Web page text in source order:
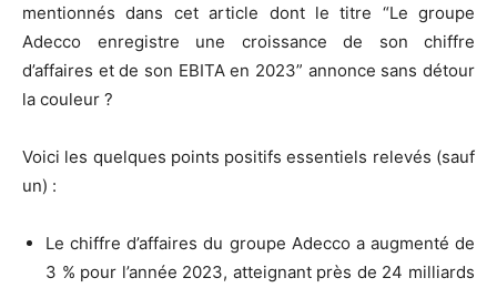
mentionnés dans cet article dont le titre “Le groupe
Adecco enregistre une croissance de son chiffre
d’affaires et de son EBITA en 2023” annonce sans détour
la couleur ?
Voici les quelques points positifs essentiels relevés (sauf
un) :
Le chiffre d’affaires du groupe Adecco a augmenté de
3 % pour l’année 2023, atteignant près de 24 milliards